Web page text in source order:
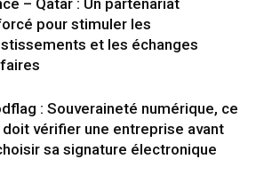
pour stimuler les
et les échanges
: Souveraineté numérique, ce
doit vérifier une entreprise avant
sa signature électronique